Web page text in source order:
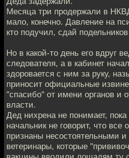
Месяца три продержали в
мало, конечно. Давление на
кто подучил, сдай
Но в какой-то день его вдруг
следователя, а в кабинет
здоровается с ним за руку,
приносит официальные
"спасибо" от имени органов и
власти.
Дед нихрена не понимает,
начальник не говорит, что все
признаны несостоятельными
ветеринары, которые